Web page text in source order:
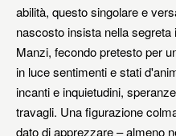
abilità, questo singolare e
nascosto insista nella
Manzi, fecondo pretesto per
in luce sentimenti e stati
incanti e inquietudini,
travagli. Una figurazione
dato di apprezzare – almeno